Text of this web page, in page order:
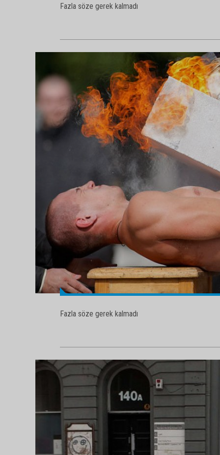
Fazla söze gerek kalmadı
Fazla söze gerek kalmadı